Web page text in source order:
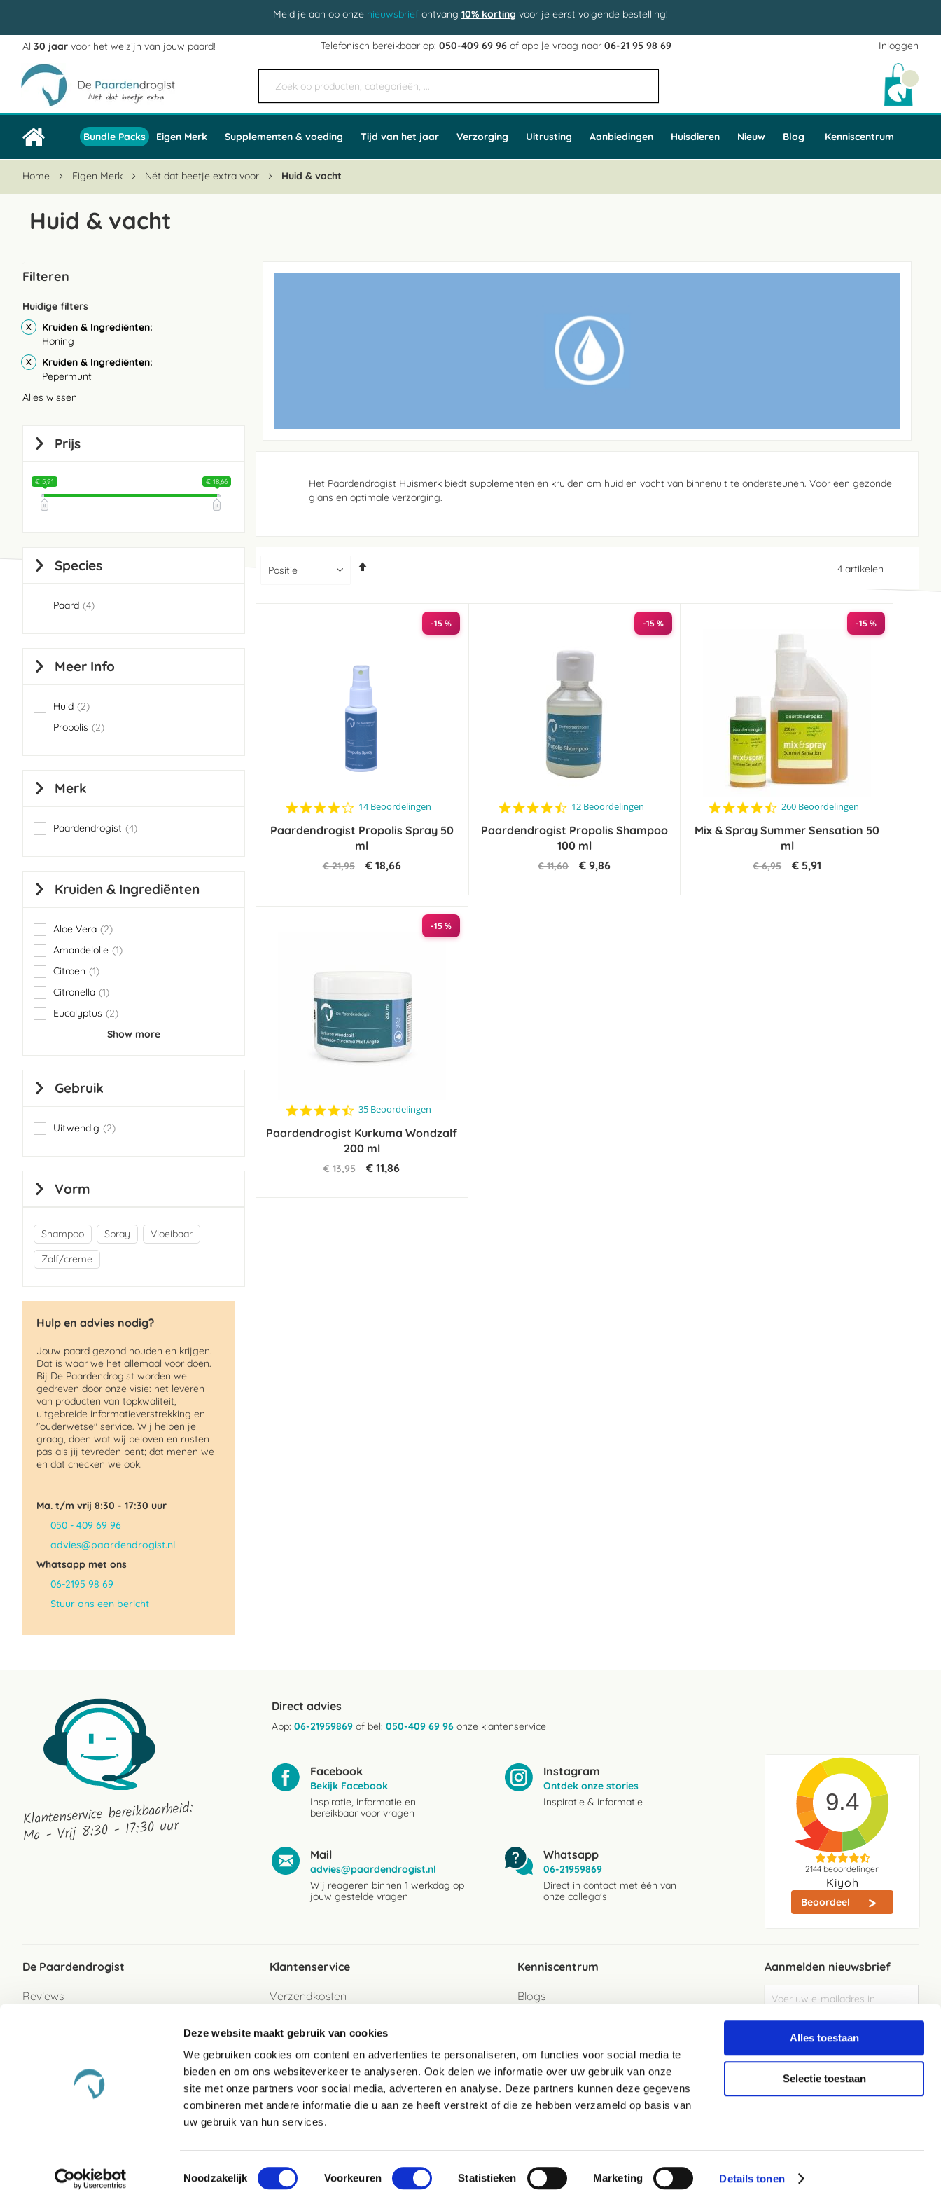
Deze website maakt gebruik van cookies
We gebruiken cookies om content en advertenties te personaliseren, om functies voor social media te
bieden en om ons websiteverkeer te analyseren. Ook delen we informatie over uw gebruik van onze
site met onze partners voor social media, adverteren en analyse. Deze partners kunnen deze gegevens
combineren met andere informatie die u aan ze heeft verstrekt of die ze hebben verzameld op basis van
uw gebruik van hun services.
Toestemmingsselectie
Noodzakelijk Voorkeuren Statistieken Marketing Details tonen
Alles toestaan
Selectie toestaan
Meld je aan op onze nieuwsbrief ontvang 10% korting voor je eerst volgende bestelling!
Inloggen
Ga
naar
de
inhoud
Al 30 jaar voor het welzijn van jouw paard! Telefonisch bereikbaar op:050-409 69 96 of app je vraag naar06-21 95 98 69
Bundle Packs Eigen Merk Supplementen & voeding Tijd van het jaar Verzorging Uitrusting Aanbiedingen Huisdieren Nieuw Blog Kenniscentrum
Home Eigen Merk Nét dat beetje extra voor Huid & vacht
Huid & vacht
Het Paardendrogist Huismerk biedt supplementen en kruiden om huid en vacht van binnenuit te ondersteunen. Voor een gezonde
glans en optimale verzorging.
4 artikelen
-15 %
4.1
rating
14 Beoordelingen
Paardendrogist Propolis Spray 50
ml
€ 21,95 € 18,66
-15 %
4.7
rating
12 Beoordelingen
Paardendrogist Propolis Shampoo
100 ml
€ 11,60 € 9,86
-15 %
4.4
rating
260 Beoordelingen
Mix & Spray Summer Sensation 50
ml
€ 6,95 € 5,91
-15 %
4.7
rating
35 Beoordelingen
Paardendrogist Kurkuma Wondzalf
200 ml
€ 13,95 € 11,86
Filteren
Huidige filters
Kruiden & Ingrediënten
Honing
Kruiden & Ingrediënten
Pepermunt
Alles wissen
Prijs
€ 5,91 € 18,66
Species
Paard 4
items
Meer Info
Huid 2
items
Propolis
2
items
Merk
Paardendrogist 4
items
Kruiden & Ingrediënten
Aloe Vera 2
items
Amandelolie 1
item
Citroen
1
item
Citronella 1
item
Eucalyptus
2
items
Show more
Gebruik
Uitwendig 2
items
Vorm
Shampoo Spray
Vloeibaar
Zalf/creme
Hulp en advies nodig?
Jouw paard gezond houden en krijgen.
Dat is waar we het allemaal voor doen.
Bij De Paardendrogist worden we
gedreven door onze visie: het leveren
van producten van topkwaliteit,
uitgebreide informatieverstrekking en
"ouderwetse" service. Wij helpen je
graag, doen wat wij beloven en rusten
pas als jij tevreden bent; dat menen we
en dat checken we ook.
Ma. t/m vrij 8:30 - 17:30 uur
050 - 409 69 96
advies@paardendrogist.nl
Whatsapp met ons
06-2195 98 69
Stuur ons een bericht
Klantenservice bereikbaarheid:
Ma - Vrij 8:30 - 17:30 uur
Direct advies
App: 06-21959869 of bel: 050-409 69 96 onze klantenservice
Facebook
Bekijk Facebook
Inspiratie, informatie en
bereikbaar voor vragen
Instagram
Ontdek onze stories
Inspiratie & informatie
Mail
advies@paardendrogist.nl
Wij reageren binnen 1 werkdag op
jouw gestelde vragen
Whatsapp
06-21959869
Direct in contact met één van
onze collega's
9.4
2144beoordelingen
Kiyoh
Beoordeel
De Paardendrogist
Reviews
Klantenservice
Verzendkosten
Betaalwijzen
Retour
Retour sturen als gast
Garantie
Veelgestelde vragen
Kenniscentrum
Blogs
Aanmelden nieuwsbrief
u
op
Elke week de beste acties en het laaste
Algemene Voorwaarden Cookies Disclaimer Privacyverklaring